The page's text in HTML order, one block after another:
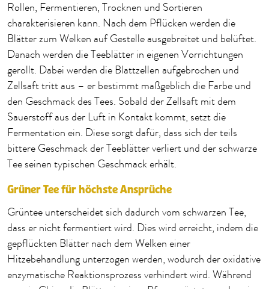
Rollen, Fermentieren, Trocknen und Sortieren
charakterisieren kann. Nach dem Pflücken werden die
Blätter zum Welken auf Gestelle ausgebreitet und belüftet.
Danach werden die Teeblätter in eigenen Vorrichtungen
gerollt. Dabei werden die Blattzellen aufgebrochen und
Zellsaft tritt aus – er bestimmt maßgeblich die Farbe und
den Geschmack des Tees. Sobald der Zellsaft mit dem
Sauerstoff aus der Luft in Kontakt kommt, setzt die
Fermentation ein. Diese sorgt dafür, dass sich der teils
bittere Geschmack der Teeblätter verliert und der schwarze
Tee seinen typischen Geschmack erhält.
Grüner Tee für höchste Ansprüche
Grüntee unterscheidet sich dadurch vom schwarzen Tee,
dass er nicht fermentiert wird. Dies wird erreicht, indem die
gepflückten Blätter nach dem Welken einer
Hitzebehandlung unterzogen werden, wodurch der oxidative
enzymatische Reaktionsprozess verhindert wird. Während